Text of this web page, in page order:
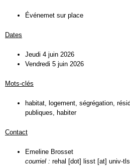
Événemet sur place
Dates
Jeudi 4 juin 2026
Vendredi 5 juin 2026
Mots-clés
habitat, logement, ségrégation,
publiques, habiter
Contact
Emeline Brosset
courriel : rehal [dot] lisst [at] univ-